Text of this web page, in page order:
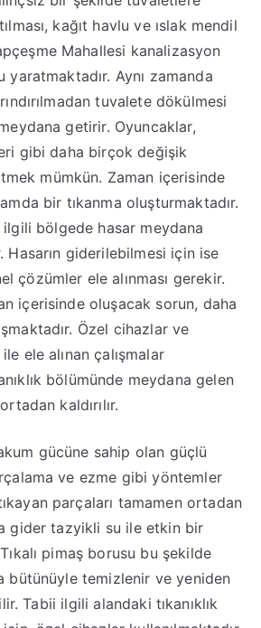
kağıt havlu ve ıslak mendil
Mahallesi kanalizasyon
yaratmaktadır. Aynı zamanda
tuvalete dökülmesi
meydana getirir. Oyuncaklar,
gibi daha birçok değişik
mümkün. Zaman içerisinde
bir tıkanma oluşturmaktadır.
bölgede hasar meydana
giderilebilmesi için ise
çözümler ele alınması gerekir.
içerisinde oluşacak sorun, daha
Özel cihazlar ve
ele alınan çalışmalar
bölümünde meydana gelen
kaldırılır.
gücüne sahip olan güçlü
ve ezme gibi yöntemler
parçaları tamamen ortadan
gider tazyikli su ile etkin bir
pimaş borusu bu şekilde
bütünüyle temizlenir ve yeniden
Tabii ilgili alandaki tıkanıklık